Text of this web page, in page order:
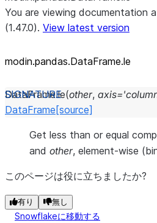
You are viewing documentation
(1.47.0). View latest version
modin.pandas.DataFrame.le
DataFrame.le(other, axis=
DataFrame [source]
Get less than or equal
and other, element-wise
このページは役に立ちましたか?
有り 無し
Snowflakeに移動する